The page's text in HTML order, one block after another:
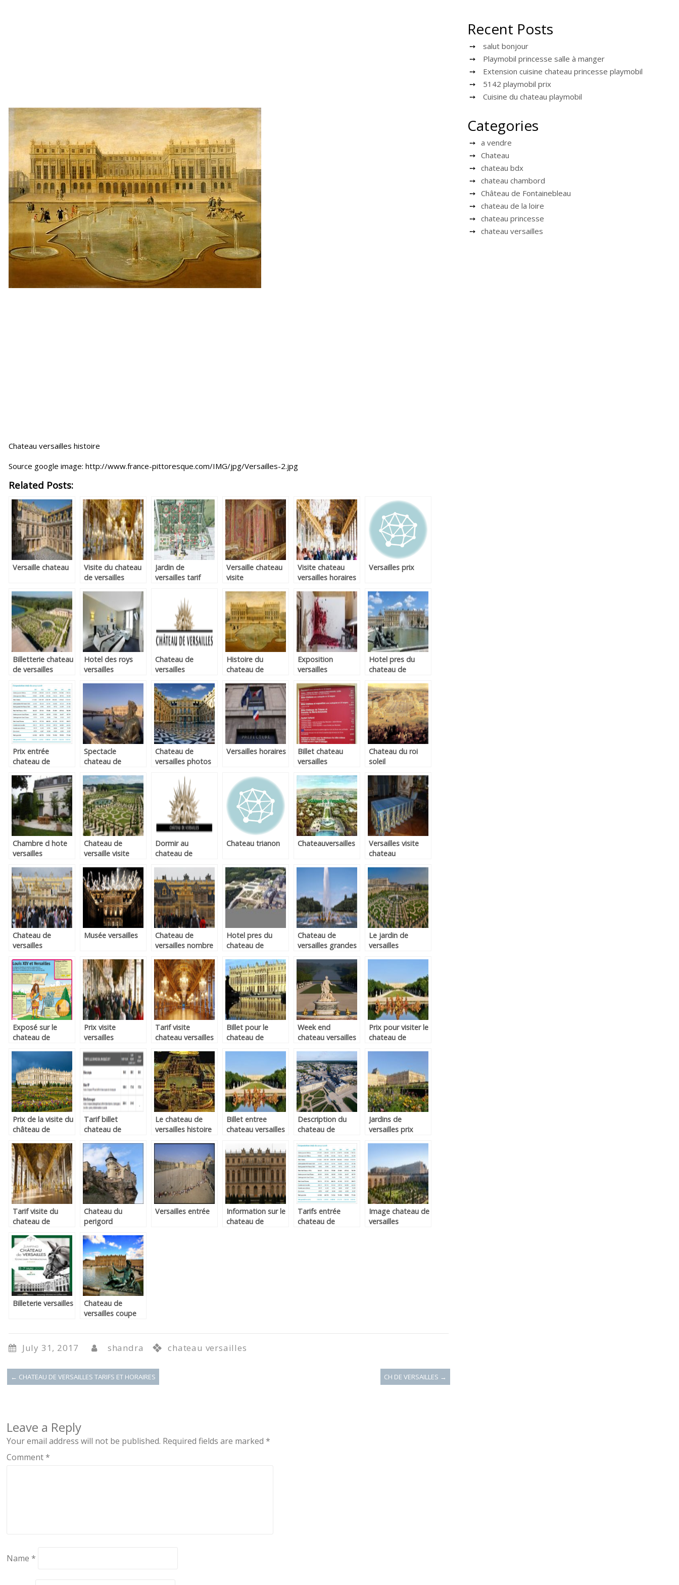
Recent Posts
salut bonjour
Playmobil princesse salle à manger
Extension cuisine chateau princesse playmobil
5142 playmobil prix
Cuisine du chateau playmobil
Categories
a vendre
Chateau
chateau bdx
chateau chambord
Château de Fontainebleau
chateau de la loire
chateau princesse
chateau versailles
Chateau versailles histoire
Source google image: http://www.france-pittoresque.com/IMG/jpg/Versailles-2.jpg
Related Posts:
Versaille chateau
Visite du chateau
de versailles
Jardin de
versailles tarif
Versaille chateau
visite
Visite chateau
versailles horaires
Versailles prix
Billetterie chateau
de versailles
Hotel des roys
versailles
Chateau de
versailles
Histoire du
chateau de
Exposition
versailles
Hotel pres du
chateau de
Prix entrée
chateau de
Spectacle
chateau de
Chateau de
versailles photos
Versailles horaires
Billet chateau
versailles
Chateau du roi
soleil
Chambre d hote
versailles
Chateau de
versaille visite
Dormir au
chateau de
Chateau trianon Chateauversailles
Versailles visite
chateau
Chateau de
versailles
Musée versailles
Chateau de
versailles nombre
Hotel pres du
chateau de
Chateau de
versailles grandes
Le jardin de
versailles
Exposé sur le
chateau de
Prix visite
versailles
Tarif visite
chateau versailles
Billet pour le
chateau de
Week end
chateau versailles
Prix pour visiter le
chateau de
Prix de la visite du
château de
Tarif billet
chateau de
Le chateau de
versailles histoire
Billet entree
chateau versailles
Description du
chateau de
Jardins de
versailles prix
Tarif visite du
chateau de
Chateau du
perigord
Versailles entrée
Information sur le
chateau de
Tarifs entrée
chateau de
Image chateau de
versailles
Billeterie versailles
Chateau de
versailles coupe
July 31, 2017 shandra chateau versailles
← CHATEAU DE VERSAILLES TARIFS ET HORAIRES CH DE VERSAILLES →
Leave a Reply
Your email address will not be published. Required fields are marked *
Comment*
Name *